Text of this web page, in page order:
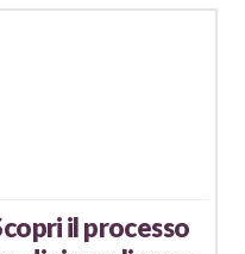
il processo